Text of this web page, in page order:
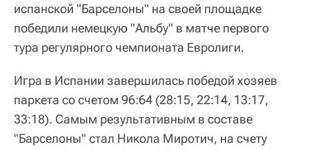
испанской "Барселоны" на своей площадке
победили немецкую "Альбу" в матче первого
тура регулярного чемпионата Евролиги.
Игра в Испании завершилась победой хозяев
паркета со счетом 96:64 (28:15, 22:14, 13:17,
33:18). Самым результативным в составе
"Барселоны" стал Никола Миротич, на счету